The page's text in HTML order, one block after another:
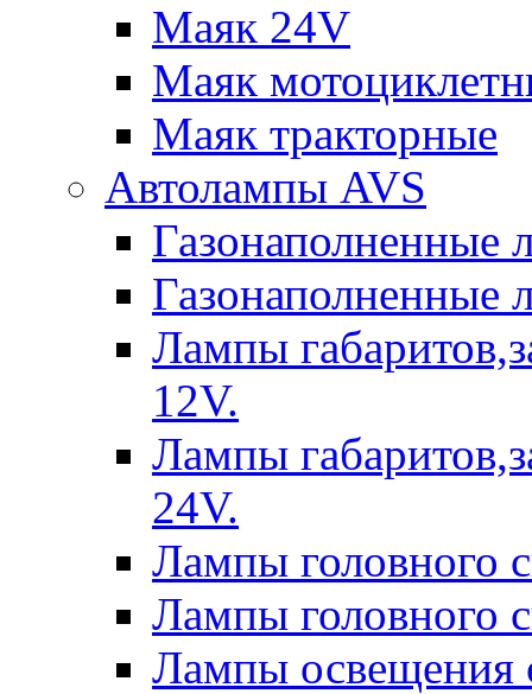
Маяк 24V
Маяк
Маяк тракторные
Автолампы AVS
Газонаполненные
Газонаполненные
Лампы
12V.
Лампы
24V.
Лампы головного
Лампы головного
Лампы освещения